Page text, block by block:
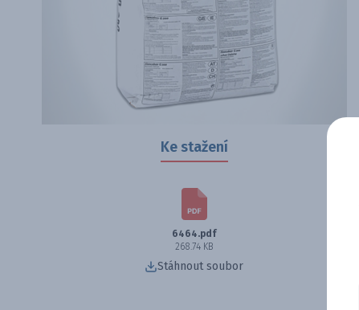
Ke stažení
6464.pdf
268.74 KB
Stáhnout soubor